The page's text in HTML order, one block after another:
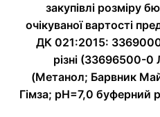
закупівлі розміру
очікуваної вартості
ДК 021:2015:
різні (33696500-0
(Метанол; Барвник
Гімза; рН=7,0 буферний